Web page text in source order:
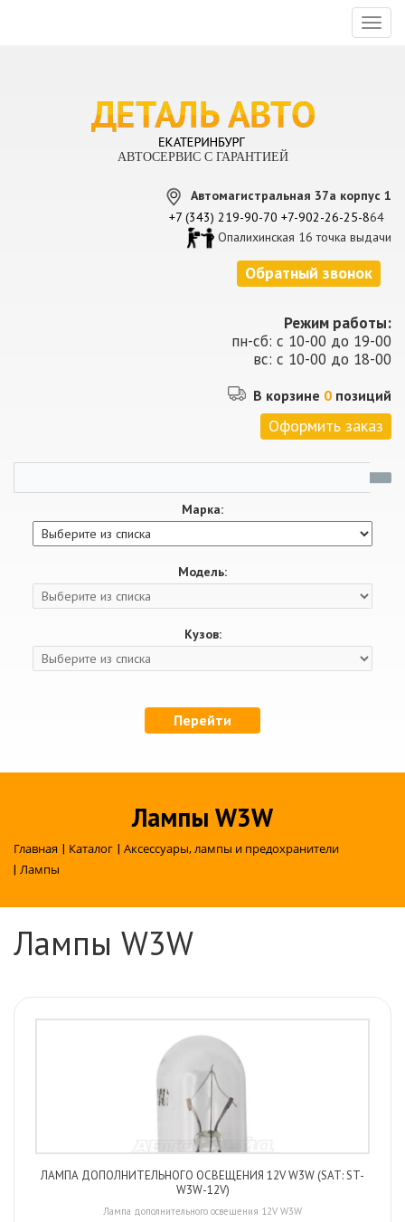
АВТОСЕРВИС С ГАРАНТИЕЙ
Автомагистральная 37а корпус 1
+7 (343) 219-90-70 +7-902-26-25-864
Опалихинская 16 точка выдачи
Обратный звонок
Режим работы:
пн-сб: с 10-00 до 19-00
вс: с 10-00 до 18-00
В корзине 0 позиций
Оформить заказ
Марка:
Модель:
Кузов:
Перейти
Лампы W3W
Главная | Каталог | Аксессуары, лампы и предохранители
| Лампы
Лампы W3W
ЛАМПА ДОПОЛНИТЕЛЬНОГО ОСВЕЩЕНИЯ 12V W3W (SAT: ST-
W3W-12V)
Лампа дополнительного освещения 12V W3W